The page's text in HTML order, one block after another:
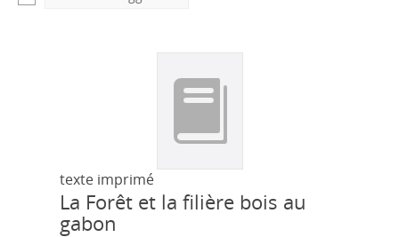
texte imprimé
La Forêt et la filière bois au
gabon